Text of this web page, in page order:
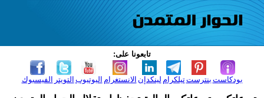
تابعونا على:
الفيسبوك التويتر اليوتيوب الانستغرام لينكدإن تيلكرامبنترست بودكاست